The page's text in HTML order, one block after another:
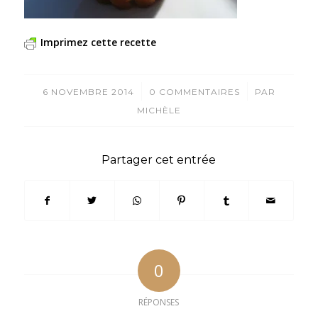
Imprimez cette recette
6 NOVEMBRE 2014
/ 0 COMMENTAIRES
/
PAR
MICHÈLE
Partager cet entrée
0
RÉPONSES